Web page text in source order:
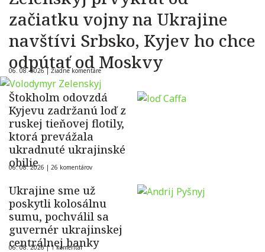
začiatku vojny na Ukrajine
navštívi Srbsko, Kyjev ho chce
odpútať od Moskvy
06. 08. 2026 | Žiadne komentáre
Štokholm odovzdá
Kyjevu zadržanú loď z
ruskej tieňovej flotily,
ktorá prevážala
ukradnuté ukrajinské
obilie
06. 08. 2026 | 26 komentárov
Ukrajine sme už
poskytli kolosálnu
sumu, pochválil sa
guvernér ukrajinskej
centrálnej banky
06. 08. 2026 |1 komentár